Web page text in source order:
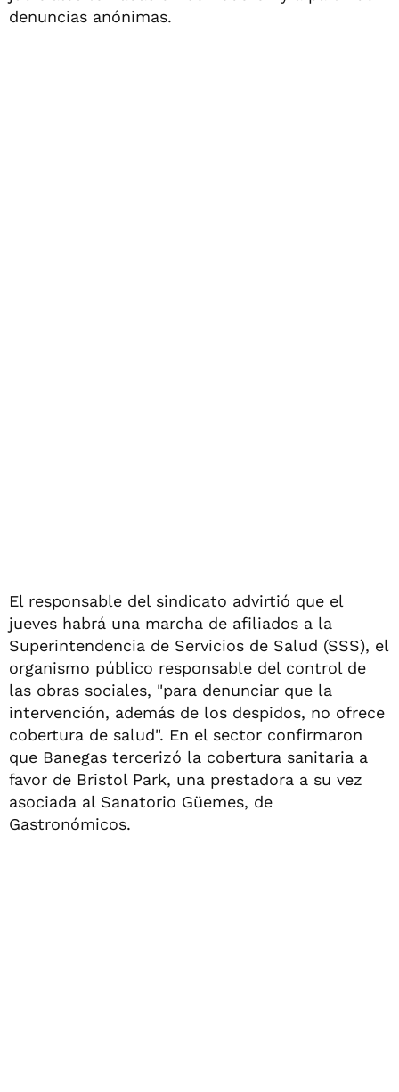
denuncias anónimas.
El responsable del sindicato advirtió que el
jueves habrá una marcha de afiliados a la
Superintendencia de Servicios de Salud (SSS), el
organismo público responsable del control de
las obras sociales, "para denunciar que la
intervención, además de los despidos, no ofrece
cobertura de salud". En el sector confirmaron
que Banegas tercerizó la cobertura sanitaria a
favor de Bristol Park, una prestadora a su vez
asociada al Sanatorio Güemes, de
Gastronómicos.